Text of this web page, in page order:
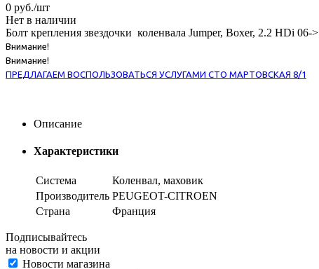
0 руб./шт
Нет в наличии
Болт крепления звездочки коленвала Jumper, Boxer, 2.2 HDi 06->
Внимание!
Внимание!
ПРЕДЛАГАЕМ ВОСПОЛЬЗОВАТЬСЯ УСЛУГАМИ СТО МАРТОВСКАЯ 8/1
Описание
Характеристики
Система
Коленвал, маховик
Производитель PEUGEOT-CITROEN
Страна
Франция
Подписывайтесь
на новости и акции
Новости магазина